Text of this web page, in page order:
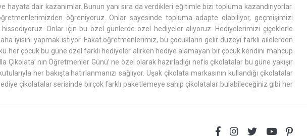
dair kazanımlar. Bunun yanı sıra da verdikleri eğitimle bizi topluma kazandırıyorlar.
öğreniyoruz. Onlar sayesinde topluma adapte olabiliyor, geçmişimizi
Onlar için bu özel günlerde özel hediyeler alıyoruz. Hediyelerimizi çiçeklerle
iyisini yapmak istiyor. Fakat öğretmenlerimiz, bu çocukların gelir düzeyi farklı ailelerden
çocuk bu güne özel farklı hediyeler alırken hediye alamayan bir çocuk kendini mahcup
nın Öğretmenler Günü’ ne özel olarak hazırladığı nefis çikolatalar bu güne yakışır
her bakışta hatırlanmanızı sağlıyor. Uşak çikolata markasının kullandığı çikolatalar
çikolatalar serisinde birçok farklı paketlemeye sahip çikolatalar bulabileceğiniz gibi her
birkaç gün içerisinde kapınıza ulaşmasını sağlıyor. Siz de buÖğretmenler Günü’